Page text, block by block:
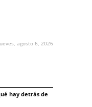
agosto 6, 2026
hay detrás de